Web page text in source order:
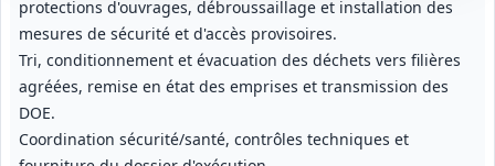
protections d'ouvrages, débroussaillage et installation des
mesures de sécurité et d'accès provisoires.
Tri, conditionnement et évacuation des déchets vers filières
agréées, remise en état des emprises et transmission des
DOE.
Coordination sécurité/santé, contrôles techniques et